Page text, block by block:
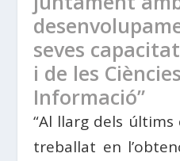
seves
i de les
Informació”
“Al llarg dels últims
treballat en